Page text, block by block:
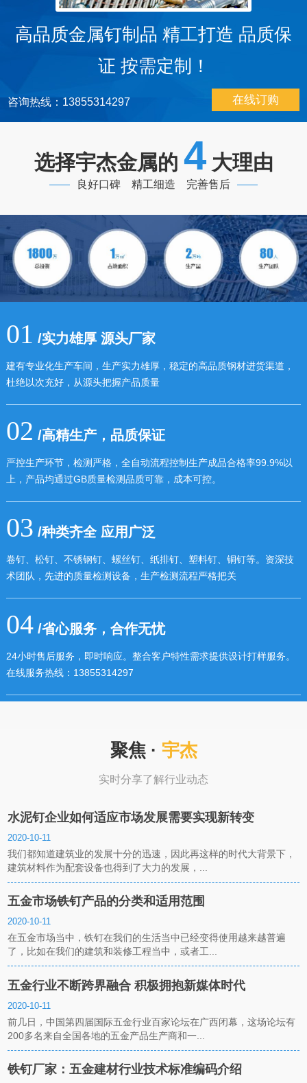
高品质金属钉制品 精工打造 品质保
证 按需定制！
咨询热线：13855314297 在线订购
选择宇杰金属的 4大理由
良好口碑 精工细造 完善售后
01 /实力雄厚 源头厂家
建有专业化生产车间，生产实力雄厚，稳定的高品质钢材进货渠道，
杜绝以次充好，从源头把握产品质量
02 /高精生产，品质保证
严控生产环节，检测严格，全自动流程控制生产成品合格率99.9%以
上，产品均通过GB质量检测品质可靠，成本可控。
03 /种类齐全 应用广泛
卷钉、松钉、不锈钢钉、螺丝钉、纸排钉、塑料钉、铜钉等。资深技
术团队，先进的质量检测设备，生产检测流程严格把关
04/省心服务，合作无忧
24小时售后服务，即时响应。整合客户特性需求提供设计打样服务。
在线服务热线：13855314297
聚焦 · 宇杰
实时分享了解行业动态
水泥钉企业如何适应市场发展需要实现新转变
2020-10-11
我们都知道建筑业的发展十分的迅速，因此再这样的时代大背景下，
建筑材料作为配套设备也得到了大力的发展，...
五金市场铁钉产品的分类和适用范围
2020-10-11
在五金市场当中，铁钉在我们的生活当中已经变得使用越来越普遍
了，比如在我们的建筑和装修工程当中，或者工...
五金行业不断跨界融合 积极拥抱新媒体时代
2020-10-11
前几日，中国第四届国际五金行业百家论坛在广西闭幕，这场论坛有
200多名来自全国各地的五金产品生产商和一...
铁钉厂家：五金建材行业技术标准编码介绍